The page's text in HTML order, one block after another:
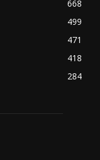
668
499
471
418
284